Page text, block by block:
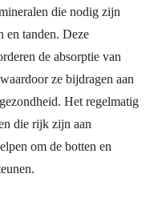
die nodig zijn
en tanden. Deze
de absorptie van
ze bijdragen aan
Het regelmatig
die rijk zijn aan
om de botten en